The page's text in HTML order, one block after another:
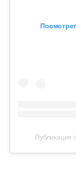
Публикация